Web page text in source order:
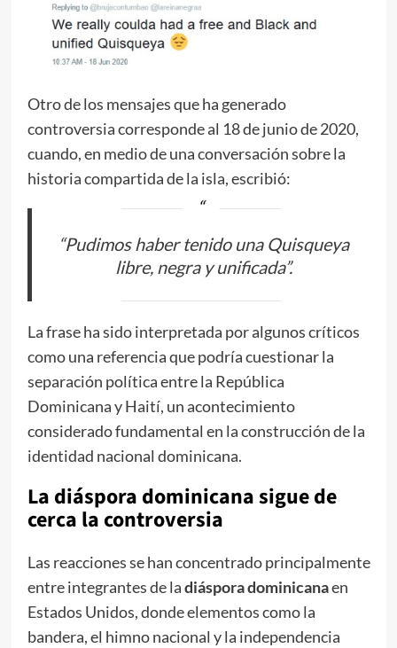
Otro de los mensajes que ha generado
controversia corresponde al 18 de junio de 2020,
cuando, en medio de una conversación sobre la
historia compartida de la isla, escribió:
“Pudimos haber tenido una Quisqueya
libre, negra y unificada”.
La frase ha sido interpretada por algunos críticos
como una referencia que podría cuestionar la
separación política entre la República
Dominicana y Haití, un acontecimiento
considerado fundamental en la construcción de la
identidad nacional dominicana.
La diáspora dominicana sigue de
cerca la controversia
Las reacciones se han concentrado principalmente
entre integrantes de ladiáspora dominicanaen
Estados Unidos, donde elementos como la
bandera, el himno nacional y la independencia